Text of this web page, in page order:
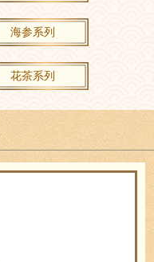
海参系列
花茶系列